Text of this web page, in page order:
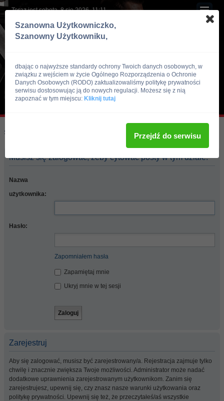
Teraz jest sobota, 8 sie 2026, 11:11
Skocz do:
Musisz się zalogować, żeby cytować posty w tym dziale.
Nazwa
użytkownika:
Hasło:
Zapomniałem hasła
Zapamiętaj mnie
Ukryj mnie w tej sesji
Zarejestruj
Aby się zalogować, musisz być zarejestrowany/a. Rejestracja zajmuje tylko
chwilę i znacznie zwiększa Twoje możliwości. Administrator może nadać
dodatkowe uprawnienia zarejestrowanym użytkownikom. Zanim się
zarejestrujesz, upewnij się, czy znasz nasze warunki użytkowania oraz
politykę prywatności. Upewnij się też, że przeczytałeś/aś wszystkie
Szanowna Użytkowniczko,
Szanowny Użytkowniku,
dbając o najwyższe standardy ochrony Twoich danych osobowych, w
związku z wejściem w życie Ogólnego Rozporządzenia o Ochronie
Danych Osobowych (RODO) zaktualizowaliśmy politykę prywatności
serwisu dostosowując ją do nowych regulacji. Możesz się z nią
zapoznać w tym miejscu: Kliknij tutaj
Przejdź do serwisu